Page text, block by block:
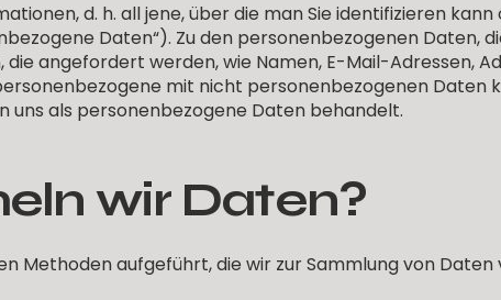
d. h. all jene, über die man Sie identifizieren
Daten“). Zu den personenbezogenen Daten,
angefordert werden, wie Namen, E-Mail-Adressen,
mit nicht personenbezogenen Daten
uns als personenbezogene Daten behandelt.
wir Daten?
Methoden aufgeführt, die wir zur Sammlung von Daten